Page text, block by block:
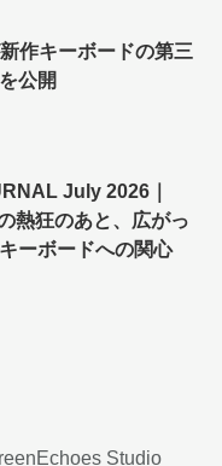
作キーボードの第三
公開
July 2026｜
熱狂のあと、広がっ
ーボードへの関心
Studio